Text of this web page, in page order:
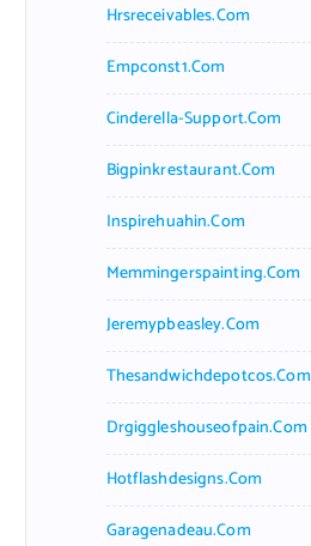
Hrsreceivables.com
Empconst1.com
Cinderella-Support.com
Bigpinkrestaurant.com
Inspirehuahin.com
Memmingerspainting.com
Jeremypbeasley.com
Thesandwichdepotcos.com
Drgiggleshouseofpain.com
Hotflashdesigns.com
Garagenadeau.com